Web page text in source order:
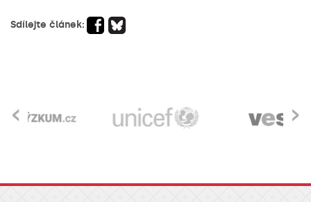
Sdílejte článek:
›
‹